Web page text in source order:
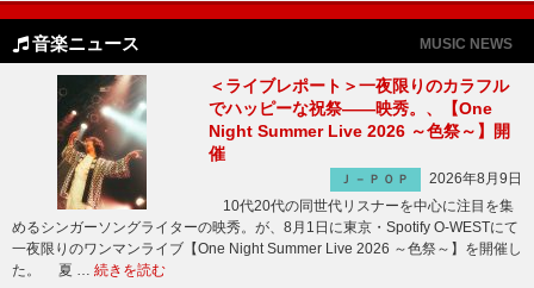
音楽ニュース MUSIC NEWS
＜ライブレポート＞一夜限りのカラフル
でハッピーな祝祭――映秀。、【One
Night Summer Live 2026 ～色祭～】開
催
Ｊ－ＰＯＰ
2026年8月9日
10代20代の同世代リスナーを中心に注目を集
めるシンガーソングライターの映秀。が、8月1日に東京・Spotify O-WESTにて
一夜限りのワンマンライブ【One Night Summer Live 2026 ～色祭～】を開催し
た。 夏 … 続きを読む